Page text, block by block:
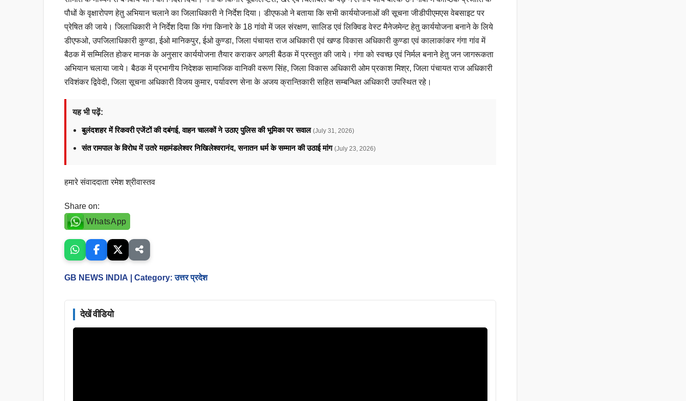
पौधों के वृक्षारोपण हेतु अभियान चलाने का जिलाधिकारी ने निर्देश दिया। डीएफओ ने बताया कि सभी कार्ययोजनाओं की सूचना जीडीपीएमएस वेबसाइट पर
प्रेषित की जाये। जिलाधिकारी ने निर्देश दिया कि गंगा किनारे के 18 गांवो में जल संरक्षण, सालिड एवं लिक्विड वेस्ट मैनेजमेन्ट हेतु कार्ययोजना बनाने के लिये
डीएफओ, उपजिलाधिकारी कुण्डा, ईओ मानिकपुर, ईओ कुण्डा, जिला पंचायत राज अधिकारी एवं खण्ड विकास अधिकारी कुण्डा एवं कालाकांकर गंगा गांव में
बैठक में सम्मिलित होकर मानक के अनुसार कार्ययोजना तैयार कराकर अगली बैठक में प्रस्तुत की जाये। गंगा को स्वच्छ एवं निर्मल बनाने हेतु जन जागरूकता
अभियान चलाया जाये। बैठक में प्रभागीय निदेशक सामाजिक वानिकी वरूण सिंह, जिला विकास अधिकारी ओम प्रकाश मिश्र, जिला पंचायत राज अधिकारी
रविशंकर द्विवेदी, जिला सूचना अधिकारी विजय कुमार, पर्यावरण सेना के अजय क्रान्तिकारी सहित सम्बन्धित अधिकारी उपस्थित रहे।
यह भी पढ़ें:
बुलंदशहर में रिकवरी एजेंटों की दबंगई, वाहन चालकों ने उठाए पुलिस की भूमिका पर सवाल (July 31, 2026)
संत रामपाल के विरोध में उतरे महामंडलेश्वर निखिलेश्वरानंद, सनातन धर्म के सम्मान की उठाई मांग (July 23, 2026)
हमारे संवाददाता रमेश श्रीवास्तव
Share on:
WhatsApp
GB NEWS INDIA | Category:उत्तर प्रदेश
देखें वीडियो